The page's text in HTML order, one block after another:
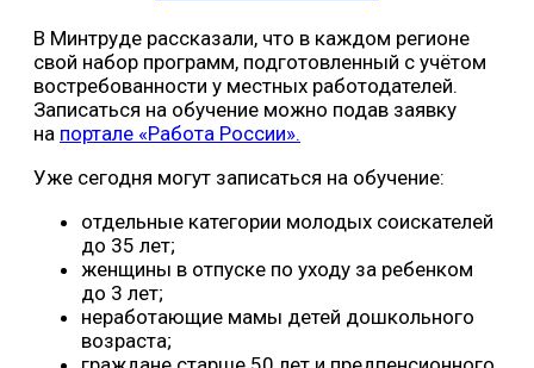
В Минтруде рассказали, что в каждом регионе
свой набор программ, подготовленный с учётом
востребованности у местных работодателей.
Записаться на обучение можно подав заявку
на портале «Работа России».
Уже сегодня могут записаться на обучение:
отдельные категории молодых соискателей
до 35 лет;
женщины в отпуске по уходу за ребенком
до 3 лет;
неработающие мамы детей дошкольного
возраста;